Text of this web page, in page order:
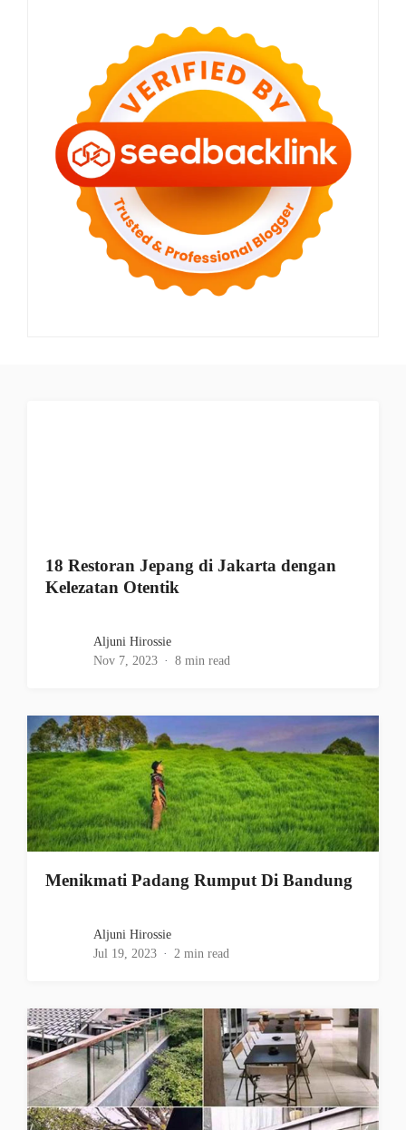
18 Restoran Jepang di Jakarta dengan
Kelezatan Otentik
Aljuni Hirossie
Nov 7, 2023
8 min read
Menikmati Padang Rumput Di Bandung
Aljuni Hirossie
Jul 19, 2023
2 min read